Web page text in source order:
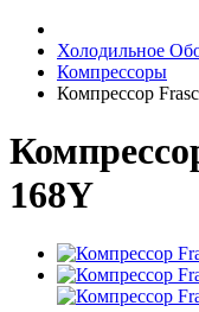
Холодильное
Компрессоры
Компрессор
168Y